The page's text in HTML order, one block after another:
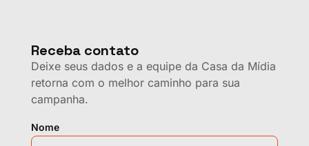
Receba contato
Deixe seus dados e a equipe da Casa da Mídia
retorna com o melhor caminho para sua
campanha.
Nome